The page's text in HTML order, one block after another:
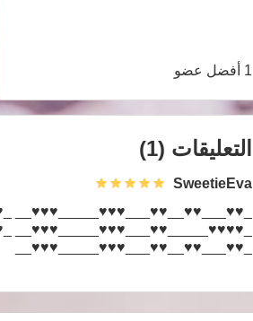
1 أفضل عضو
التعليقات (1)
SweetieEva
_♥♥_♥♥____♥♥__♥♥______♥♥____
_♥♥__♥♥___♥♥__♥__♥♥___♥__♥♥_
_♥♥___♥♥__♥♥___♥♥♥_____♥♥♥__